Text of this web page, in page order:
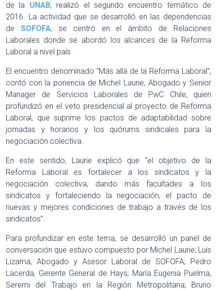
de la UNAB, realizó el segundo encuentro temático de
2016. La actividad que se desarrolló en las dependencias
de SOFOFA, se centró en el ámbito de Relaciones
Laborales donde se abordó los alcances de la Reforma
Laboral a nivel país.
El encuentro denominado “Más allá de la Reforma Laboral”,
contó con la ponencia de Michel Laurie, Abogado y Senior
Manager de Servicios Laborales de PwC Chile, quien
profundizó en el veto presidencial al proyecto de Reforma
Laboral, que suprime los pactos de adaptabilidad sobre
jornadas y horarios y los quórums sindicales para la
negociación colectiva.
En este sentido, Laurie explicó que “el objetivo de la
Reforma Laboral es fortalecer a los sindicatos y la
negociación colectiva, dando más facultades a los
sindicatos y fortaleciendo la negociación, el pacto de
nuevas y mejores condiciones de trabajo a través de los
sindicatos”.
Para profundizar en este tema, se desarrolló un panel de
conversación que estuvo compuesto por Michel Laurie; Luis
Lizama, Abogado y Asesor Laboral de SOFOFA; Pedro
Lacerda, Gerente General de Hays; María Eugenia Puelma,
Seremi del Trabajo en la Región Metropolitana; Bruno